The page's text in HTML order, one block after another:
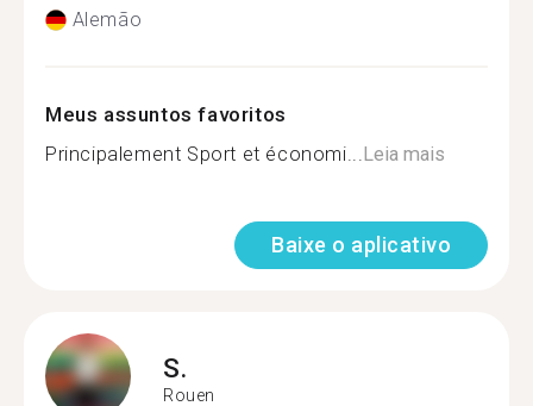
Alemão
Meus assuntos favoritos
Principalement Sport et économi...Leia mais
Baixe o aplicativo
S.
Rouen